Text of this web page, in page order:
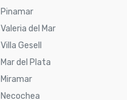
Pinamar
Valeria del Mar
Villa Gesell
Mar del Plata
Miramar
Necochea